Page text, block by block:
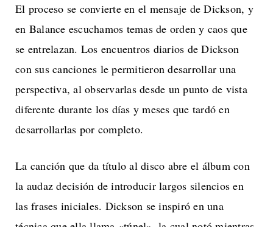
El proceso se convierte en el mensaje de Dickson, y
en Balance escuchamos temas de orden y caos que
se entrelazan. Los encuentros diarios de Dickson
con sus canciones le permitieron desarrollar una
perspectiva, al observarlas desde un punto de vista
diferente durante los días y meses que tardó en
desarrollarlas por completo.
La canción que da título al disco abre el álbum con
la audaz decisión de introducir largos silencios en
las frases iniciales. Dickson se inspiró en una